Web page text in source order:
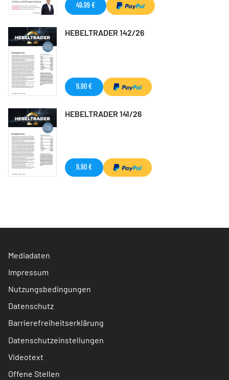
49,99 €
HEBELTRADER 142/26
9,90 €
HEBELTRADER 141/26
9,90 €
Mediadaten
Impressum
Nutzungsbedingungen
Datenschutz
Barrierefreiheitserklärung
Datenschutzeinstellungen
Videotext
Offene Stellen